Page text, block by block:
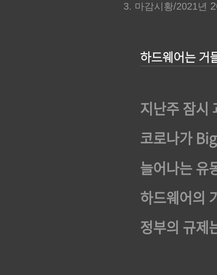
3. 마감시황/2021년
하드웨어는 거
지난주 잠시
코로나가
늘어나는 유
하드웨어의
정부의 규제